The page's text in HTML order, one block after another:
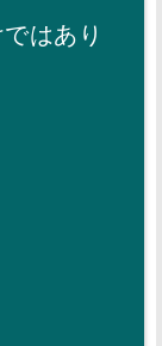
はあり